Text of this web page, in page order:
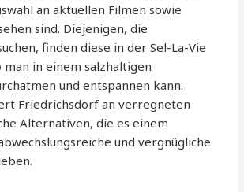
an aktuellen Filmen sowie
sind. Diejenigen, die
finden diese in der Sel-La-Vie
in einem salzhaltigen
und entspannen kann.
Friedrichsdorf an verregneten
Alternativen, die es einem
und vergnügliche